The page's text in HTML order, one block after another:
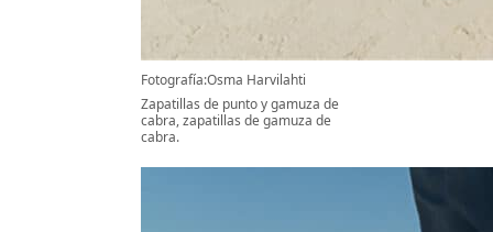
Fotografía:Osma Harvilahti
Zapatillas de punto y gamuza de
cabra, zapatillas de gamuza de
cabra.